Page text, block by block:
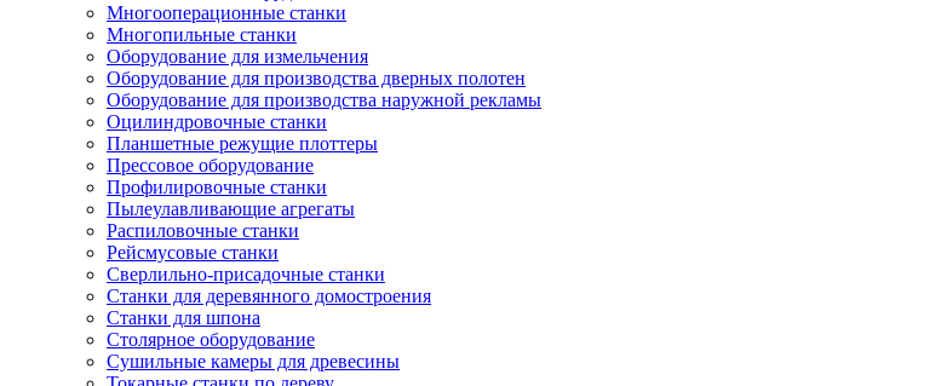
Многооперационные станки
Многопильные станки
Оборудование для измельчения
Оборудование для производства дверных полотен
Оборудование для производства наружной рекламы
Оцилиндровочные станки
Планшетные режущие плоттеры
Прессовое оборудование
Профилировочные станки
Пылеулавливающие агрегаты
Распиловочные станки
Рейсмусовые станки
Сверлильно-присадочные станки
Станки для деревянного домостроения
Станки для шпона
Столярное оборудование
Сушильные камеры для древесины